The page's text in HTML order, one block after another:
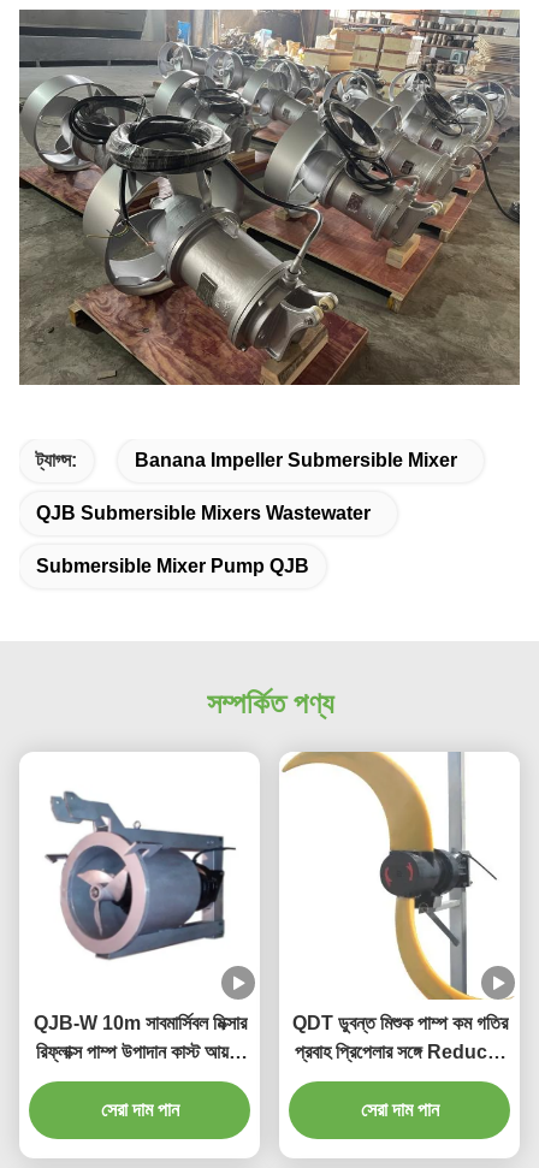
ট্যাগ্স: Banana Impeller Submersible Mixer
QJB Submersible Mixers Wastewater
Submersible Mixer Pump QJB
সম্পর্কিত পণ্য
QJB-W 10m সাবমার্সিবল মিক্সার
রিফ্লাক্স পাম্প উপাদান কাস্ট আয়রন
স্টেইনলেস স্টিলের উপর
সেরা দাম পান
QDT ডুবন্ত মিশুক পাম্প কম গতির
প্রবাহ প্রিপেলার সঙ্গে Reducer
উপাদান ঢালাই লোহা স্টেইনলেস স্টীল
সেরা দাম পান